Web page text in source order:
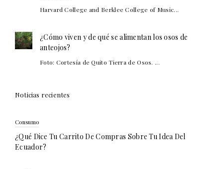
Harvard College and Berklee College of Music...
¿Cómo viven y de qué se alimentan los osos de
anteojos?
Foto: Cortesía de Quito Tierra de Osos. ...
Noticias recientes
Consumo
¿Qué Dice Tu Carrito De Compras Sobre Tu Idea Del
Ecuador?